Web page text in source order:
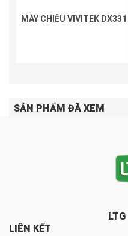
MÁY CHIẾU VIVITEK DX331
SẢN PHẨM ĐÃ XEM
LTG
LIÊN KẾT